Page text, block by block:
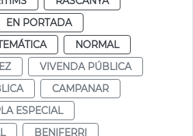
EN PORTADA
NORMAL
VIVENDA PÚBLICA
CAMPANAR
ESPECIAL
BENIFERRI